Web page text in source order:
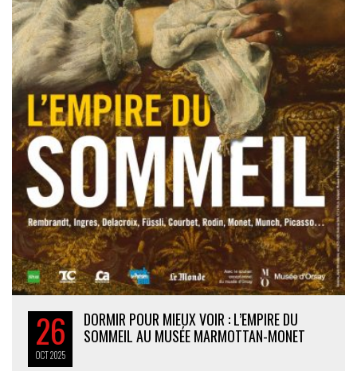
26
OCT2025
DORMIR POUR MIEUX VOIR : L’EMPIRE DU
SOMMEIL AU MUSÉE MARMOTTAN-MONET